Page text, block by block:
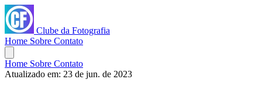
Clube da Fotografia
Home Sobre Contato
Home Sobre Contato
Atualizado em: 23 de jun. de 2023